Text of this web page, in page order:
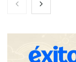
eclipse solar del 12 de
avanzadas para